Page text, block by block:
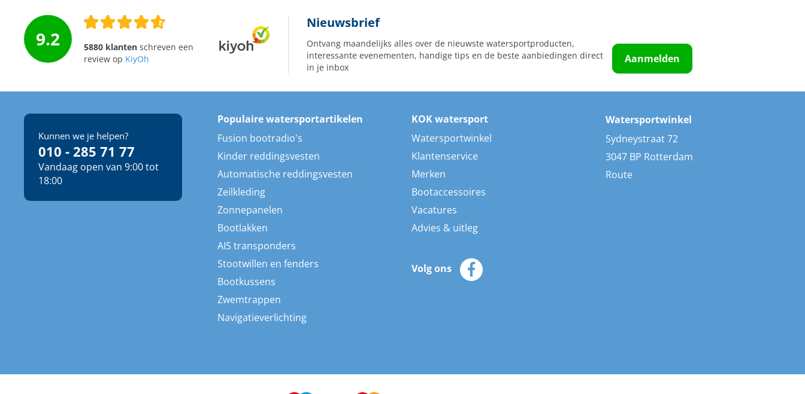
9.2 5880 klantenschreven een
review op KiyOh
Nieuwsbrief
Ontvang maandelijks alles over de nieuwste watersportproducten,
interessante evenementen, handige tips en de beste aanbiedingen direct
in je inbox
Aanmelden
Kunnen we je helpen?
010 - 285 71 77
Vandaag open van 9:00 tot
18:00
Populaire watersportartikelen
Fusion bootradio's
Kinder reddingsvesten
Automatische reddingsvesten
Zeilkleding
Zonnepanelen
Bootlakken
AIS transponders
Stootwillen en fenders
Bootkussens
Zwemtrappen
Navigatieverlichting
KOK watersport
Watersportwinkel
Klantenservice
Merken
Bootaccessoires
Vacatures
Advies & uitleg
Volg ons
Watersportwinkel
Sydneystraat 72
3047 BP Rotterdam
Route